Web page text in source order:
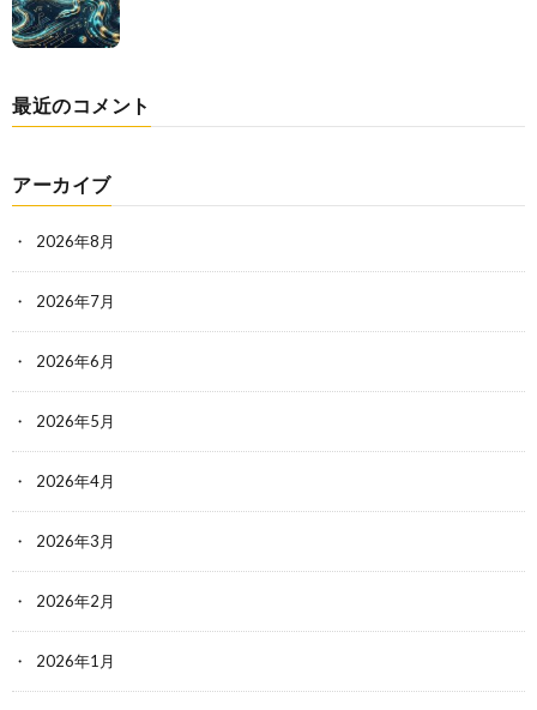
最近のコメント
アーカイブ
2026年8月
2026年7月
2026年6月
2026年5月
2026年4月
2026年3月
2026年2月
2026年1月